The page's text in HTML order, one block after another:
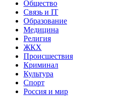
Общество
Связь и IT
Образование
Медицина
Религия
ЖКХ
Происшествия
Криминал
Культура
Спорт
Россия и мир